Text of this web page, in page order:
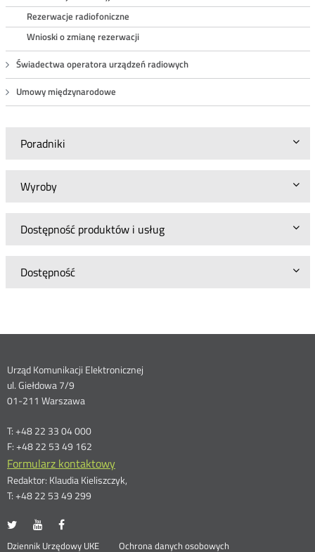
Rezerwacje radiofoniczne
Wnioski o zmianę rezerwacji
Świadectwa operatora urządzeń radiowych
Umowy międzynarodowe
Poradniki
Wyroby
Dostępność produktów i usług
Dostępność
Dane
kontaktowe
Urząd Komunikacji Elektronicznej
ul. Giełdowa 7/9
01-211 Warszawa
T: +48 22 33 04 000
F: +48 22 53 49 162
Formularz kontaktowy
Redaktor: Klaudia Kieliszczyk,
T: +48 22 53 49 299
UKE
OtwórzUKE
Otwórz
Dziennik Urzędowy UKE Otwórz
Ochrona danych osobowych